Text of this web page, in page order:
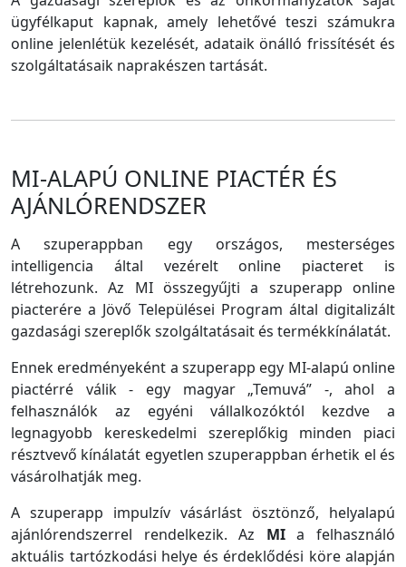
ügyfélkaput kapnak, amely lehetővé teszi számukra
online jelenlétük kezelését, adataik önálló frissítését és
szolgáltatásaik naprakészen tartását.
MI-ALAPÚ ONLINE PIACTÉR ÉS
AJÁNLÓRENDSZER
A szuperappban egy országos, mesterséges
intelligencia által vezérelt online piacteret is
létrehozunk. Az MI összegyűjti a szuperapp online
piacterére a Jövő Települései Program által digitalizált
gazdasági szereplők szolgáltatásait és termékkínálatát.
Ennek eredményeként a szuperapp egy MI-alapú online
piactérré válik - egy magyar „Temuvá” -, ahol a
felhasználók az egyéni vállalkozóktól kezdve a
legnagyobb kereskedelmi szereplőkig minden piaci
résztvevő kínálatát egyetlen szuperappban érhetik el és
vásárolhatják meg.
A szuperapp impulzív vásárlást ösztönző, helyalapú
ajánlórendszerrel rendelkezik. Az MIa felhasználó
aktuális tartózkodási helye és érdeklődési köre alapján